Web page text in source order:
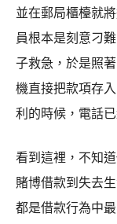
並在郵局櫃檯就
員根本是刻意刁
子救急，於是照
機直接把款項存
利的時候，電話
看到這裡，不知
賭博借款到失去
都是借款行為中